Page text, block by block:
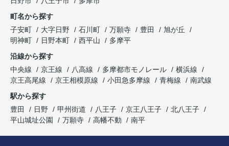
町名から探す
子安町
大字日野 石川町 万願寺 豊田
旭が丘
明神町
日野本町 西平山
多摩平
沿線から探す
中央線
京王線 八高線 多摩都市モノレール
横浜線
京王高尾線
京王相模原線 小田急多摩線 青梅線
南武線
駅から探す
豊田
日野 甲州街道 八王子 京王八王子
北八王子
平山城址公園
万願寺 高幡不動 南平